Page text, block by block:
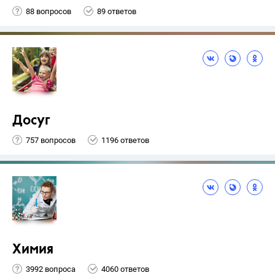
88 вопросов 89 ответов
Досуг
757 вопросов 1196 ответов
Химия
3992 вопроса 4060 ответов